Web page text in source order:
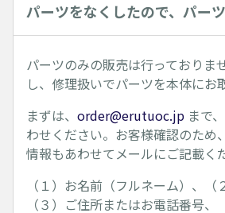
パーツをなくしたので、パーツ
パーツのみの販売は行っておりま
し、修理扱いでパーツを本体にお
まずは、 order@erutuoc.jp まで
わせください。お客様確認のため
情報もあわせてメールにご記載く
（１）お名前（フルネーム）、（
（３）ご住所またはお電話番号